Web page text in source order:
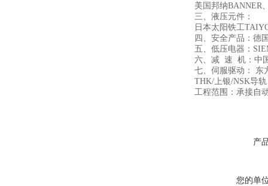
美国邦纳BANNER
三、液压元件：
日本太阳铁工
四、安全产品：德
五、低压电器：
六、减 速 机：中
七、伺服驱动： 东
THK/上银/NSK导
工程范围：承接自
产
您的单